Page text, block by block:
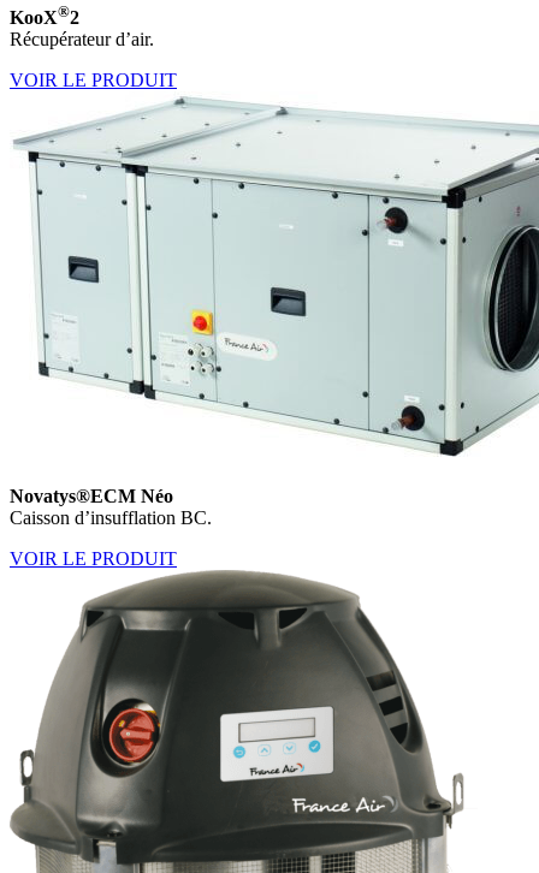
KooX®2
Récupérateur d’air.
VOIR LE PRODUIT
Novatys®ECM Néo
Caisson d’insufflation BC.
VOIR LE PRODUIT